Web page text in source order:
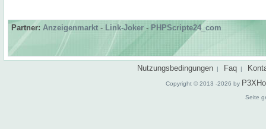
Partner: Anzeigenmarkt - Link-Joker - PHPScripte24_com
Nutzungsbedingungen | Faq |
Copyright © 2013 -2026 by
Seite